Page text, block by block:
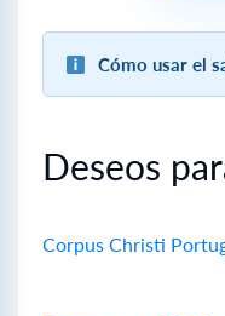
Cómo usar el
Deseos
Corpus Christi